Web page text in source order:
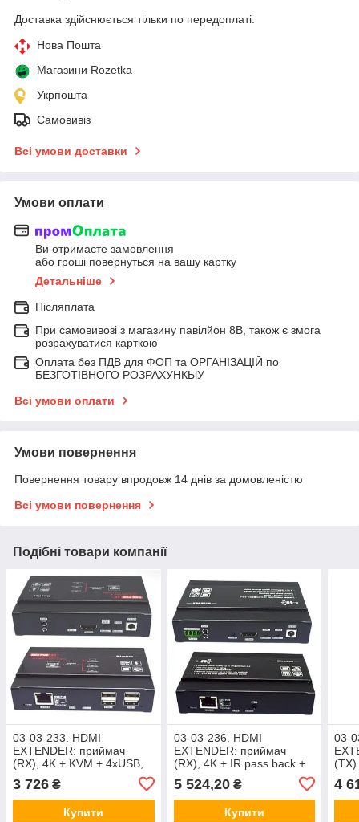
Доставка здійснюється тільки по передоплаті.
Нова Пошта
Магазини Rozetka
Укрпошта
Самовивіз
Всі умови доставки
Умови оплати
Ви отримаєте замовлення
або гроші повернуться на вашу картку
Детальніше
Післяплата
При самовивозі з магазину павілйон 8В, також є змога
розрахуватися карткою
Оплата без ПДВ для ФОП та ОРГАНІЗАЦІЙ по
БЕЗГОТІВНОГО РОЗРАХУНКЫУ
Всі умови оплати
Умови повернення
Повернення товару впродовж 14 днів за домовленістю
Всі умови повернення
Подібні товари компанії
03-03-233. HDMI
EXTENDER: приймач
(RX), 4K + KVM + 4хUSB,
3 726 ₴
Купити
03-03-236. HDMI
EXTENDER: приймач
(RX), 4K + IR pass back +
RS232 + Extra Audio, over
IP, HSV622PoE
5 524,20₴
Купити
03-
IR
4